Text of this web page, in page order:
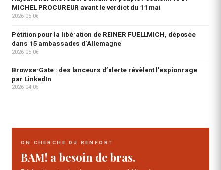
MICHEL PROCUREUR avant le verdict du 11 mai
2026-05-06
Pétition pour la libération de REINER FUELLMICH, déposée
dans 15 ambassades d’Allemagne
2026-05-06
BrowserGate : des lanceurs d’alerte révèlent l’espionnage
par LinkedIn
2026-04-05
ON CHERCHE DU RENFORT
BAM! a besoin de bras.